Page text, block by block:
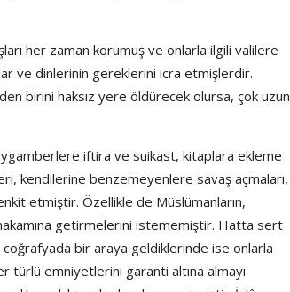
her zaman korumuş ve onlarla ilgili valilere
ve dinlerinin gereklerini icra etmişlerdir.
birini haksız yere öldürecek olursa, çok uzun
iftira ve suikast, kitaplara ekleme
kendilerine benzemeyenlere savaş açmaları,
etmiştir. Özellikle de Müslümanların,
getirmelerini istememiştir. Hatta sert
coğrafyada bir araya geldiklerinde ise onlarla
türlü emniyetlerini garanti altına almayı